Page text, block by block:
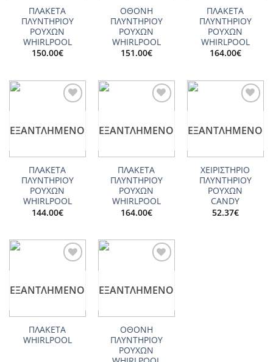
ΠΛΑΚΕΤΑ
ΠΛΥΝΤΗΡΙΟΥ
ΡΟΥΧΩΝ
WHIRLPOOL
150.00€
ΟΘΟΝΗ
ΠΛΥΝΤΗΡΙΟΥ
ΡΟΥΧΩΝ
WHIRLPOOL
151.00€
ΠΛΑΚΕΤΑ
ΠΛΥΝΤΗΡΙΟΥ
ΡΟΥΧΩΝ
WHIRLPOOL
164.00€
ΕΞΑΝΤΛΗΜΈΝΟ
ΠΛΑΚΕΤΑ
ΠΛΥΝΤΗΡΙΟΥ
ΡΟΥΧΩΝ
WHIRLPOOL
144.00€
ΕΞΑΝΤΛΗΜΈΝΟ
ΠΛΑΚΕΤΑ
ΠΛΥΝΤΗΡΙΟΥ
ΡΟΥΧΩΝ
WHIRLPOOL
164.00€
ΕΞΑΝΤΛΗΜΈΝΟ
ΧΕΙΡΙΣΤΗΡΙΟ
ΠΛΥΝΤΗΡΙΟΥ
ΡΟΥΧΩΝ
CANDY
52.37€
ΕΞΑΝΤΛΗΜΈΝΟ
ΠΛΑΚΕΤΑ
WHIRLPOOL
ΕΞΑΝΤΛΗΜΈΝΟ
ΟΘΟΝΗ
ΠΛΥΝΤΗΡΙΟΥ
ΡΟΥΧΩΝ